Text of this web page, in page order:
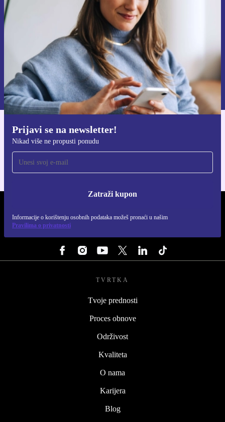
Prijavi se na newsletter!
Nikad više ne propusti ponudu
Zatraži kupon
Informacije o korištenju osobnih podataka možeš pronaći u našim
Pravilima o privatnosti
Zatraži kupon
Informacije o korištenju osobnih podataka možeš pronaći u našim
Pravilima privatnosti.
Preuzmi refurbed aplikaciju
Za iOS i Android
TVRTKA
Tvoje prednosti
Proces obnove
Održivost
Kvaliteta
O nama
Karijera
Blog